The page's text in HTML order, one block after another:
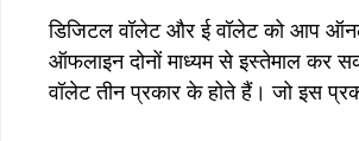
डिजिटल वॉलेट और ई वॉलेट को आप
ऑफलाइन दोनों माध्यम से इस्तेमाल कर
वॉलेट तीन प्रकार के होते हैं। जो इस